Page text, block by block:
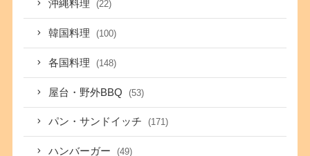
沖縄料理 (22)
韓国料理 (100)
各国料理 (148)
屋台・野外BBQ (53)
パン・サンドイッチ (171)
ハンバーガー (49)